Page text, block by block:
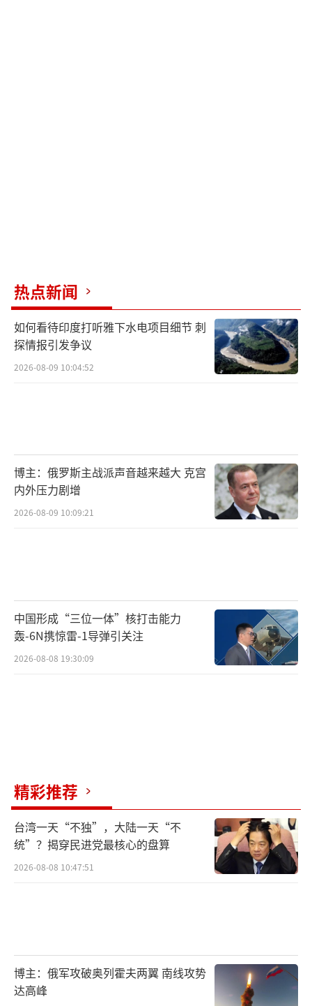
热点新闻
如何看待印度打听雅下水电项目细节 刺
探情报引发争议
2026-08-09 10:04:52
博主：俄罗斯主战派声音越来越大 克宫
内外压力剧增
2026-08-09 10:09:21
中国形成“三位一体”核打击能力
轰-6N携惊雷-1导弹引关注
2026-08-08 19:30:09
精彩推荐
台湾一天“不独”，大陆一天“不
统”？揭穿民进党最核心的盘算
2026-08-08 10:47:51
博主：俄军攻破奥列霍夫两翼 南线攻势
达高峰